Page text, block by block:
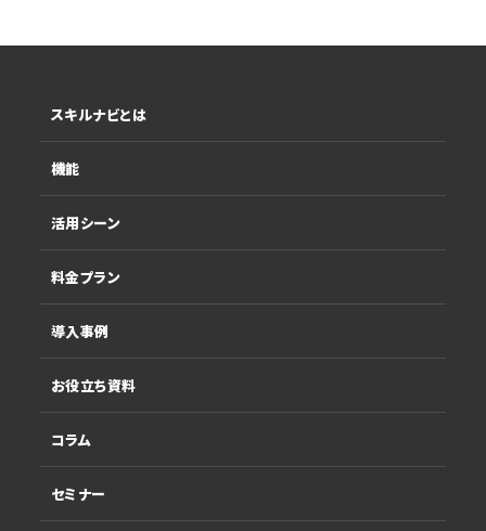
スキルナビとは
機能
活用シーン
料金プラン
導入事例
お役立ち資料
コラム
セミナー